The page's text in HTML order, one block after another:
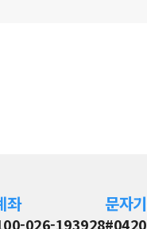
좌
026-193928
문자
#0420